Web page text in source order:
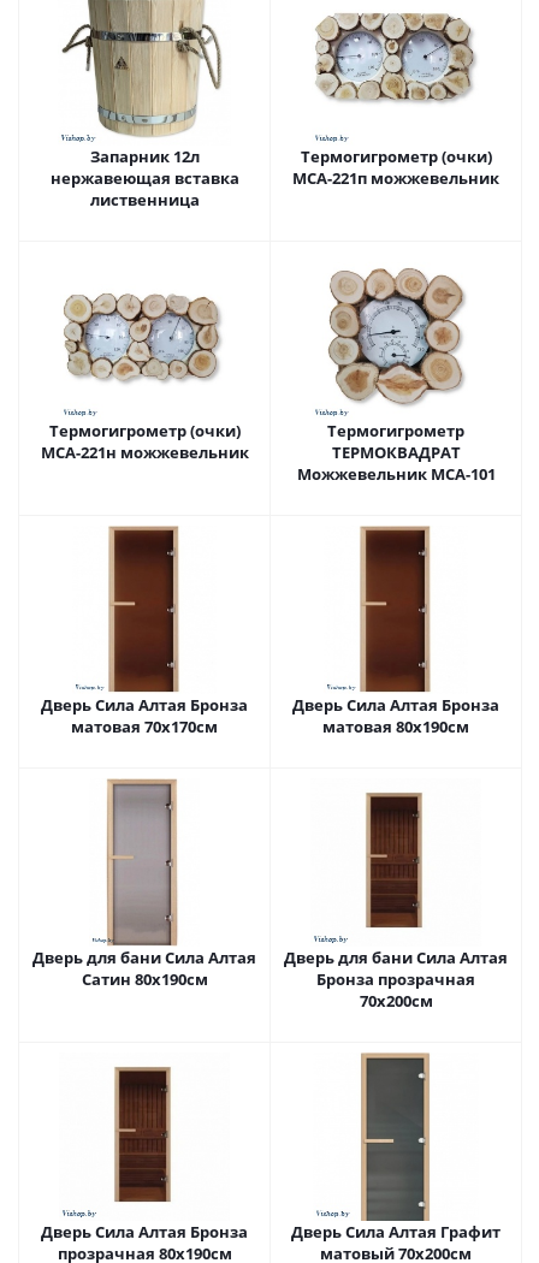
Запарник 12л
нержавеющая вставка
лиственница
Термогигрометр (очки)
МСА-221п можжевельник
Термогигрометр (очки)
МСА-221н можжевельник
Термогигрометр
ТЕРМОКВАДРАТ
Можжевельник МСА-101
Дверь Сила Алтая Бронза
матовая 70х170см
Дверь Сила Алтая Бронза
матовая 80х190см
Дверь для бани Сила Алтая
Сатин 80х190см
Дверь для бани Сила Алтая
Бронза прозрачная
70х200см
Дверь Сила Алтая Бронза
прозрачная 80х190см
Дверь Сила Алтая Графит
матовый 70х200см